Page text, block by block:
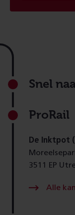
Footer
Snel
ProRail
De Inktpot
3511 EP
Alle